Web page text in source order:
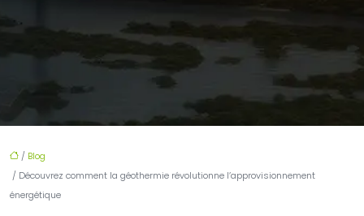
/ Blog
/ Découvrez comment la géothermie révolutionne l’approvisionnement
énergétique